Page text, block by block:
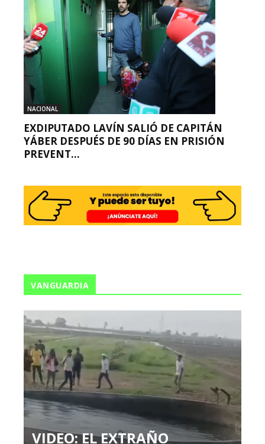
NACIONAL
EXDIPUTADO LAVÍN SALIÓ DE CAPITÁN
YÁBER DESPUÉS DE 90 DÍAS EN PRISIÓN
PREVENT...
VANGUARDIA
VIDEO: EL EXTRAÑO